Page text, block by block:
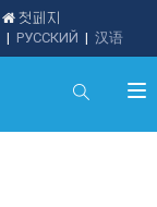
첫페지
| 汉语
| РУССКИЙ